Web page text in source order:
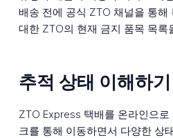
배송 전에 공식 ZTO 채널을 통해
대한 ZTO의 현재 금지 품목 목록
추적 상태 이해하기
ZTO Express 택배를 온라인으
크를 통해 이동하면서 다양한 상